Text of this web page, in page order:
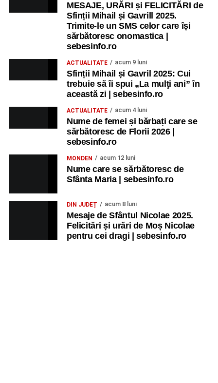
MESAJE, URĂRI și FELICITĂRI de
Sfinții Mihail și Gavrill 2025.
Trimite-le un SMS celor care își
sărbătoresc onomastica |
sebesinfo.ro
ACTUALITATE acum 9 luni
Sfinții Mihail și Gavril 2025: Cui
trebuie să îi spui „La mulţi ani” în
această zi | sebesinfo.ro
ACTUALITATE acum 4 luni
Nume de femei și bărbați care se
sărbătoresc de Florii 2026 |
sebesinfo.ro
MONDEN acum 12 luni
Nume care se sărbătoresc de
Sfânta Maria | sebesinfo.ro
DIN JUDEȚ acum 8 luni
Mesaje de Sfântul Nicolae 2025.
Felicitări și urări de Moș Nicolae
pentru cei dragi | sebesinfo.ro